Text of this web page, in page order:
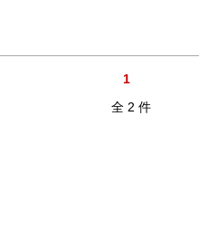
1
全 2 件